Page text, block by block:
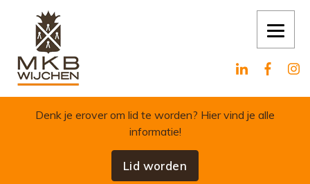
Skip to content
Denk je erover om lid te worden? Hier vind je alle
informatie!
Lid worden